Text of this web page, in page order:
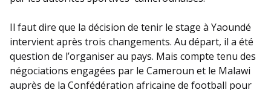
Il faut dire que la décision de tenir le stage à Yaoundé
intervient après trois changements. Au départ, il a été
question de l’organiser au pays. Mais compte tenu des
négociations engagées par le Cameroun et le Malawi
auprès de la Confédération africaine de football pour